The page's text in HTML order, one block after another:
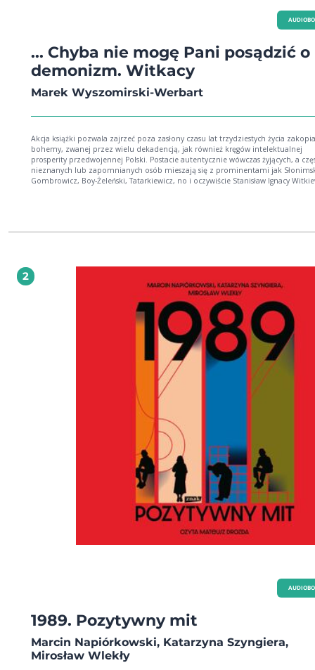
... Chyba nie mogę Pani posądzić o
demonizm. Witkacy
Marek Wyszomirski-Werbart
Akcja książki pozwala zajrzeć poza zasłony czasu lat trzydziestych życia
bohemy, zwanej przez wielu dekadencją, jak również kręgów intelektualnej
prosperity przedwojennej Polski. Postacie autentycznie wówczas żyjących, a
nieznanych lub zapomnianych osób mieszają się z prominentami jak
Gombrowicz, Boy-Żeleński, Tatarkiewicz, no i oczywiście Stanisław Ignacy
tle ostatnich sześciu lat życia Witkacego zostaje tu wskrzeszona jedna z jego
bogaty materiał informacyjny o swoich koneksjach zarówno z Witkacym, jak i z
ówczesnej intelektualnej elity lat poprzedzających wojnę, którym autor dzieli
czytelnikiem. Powieść oddaje nastrój ówczesnej epoki z dużą dozą humoru,
piękna Tatr, jak również nutą dyskretnej erotyki. Jest tu również próba
narosłych przez lata utartych i często krzywdzących szablonów wartościowania
ówczesnego zakopiańskiego środowiska. Należy również podkreślić, że książka
utrzymana w stylu językowym tamtych lat i pisana w konstrukcji scenariusza
filmowego. Marek Wyszomirski-Werbart autor powieści zatytułowanej ... Chyba nie
mogę Pani posądzić o demonizm. Witkacy po raz pierwszy wydanej w 2013
2
1989. Pozytywny mit
Marcin Napiórkowski, Katarzyna Szyngiera,
Mirosław Wlekły